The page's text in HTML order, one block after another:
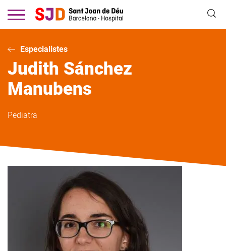
contingut
Especialistes
Judith Sánchez
Manubens
Pediatra